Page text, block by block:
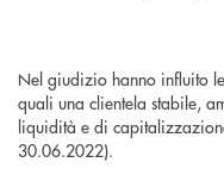
Nel giudizio hanno influito
quali una clientela stabile,
liquidità e di
30.06.2022).